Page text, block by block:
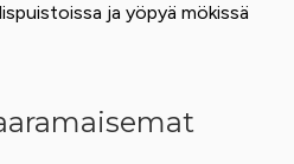
ja yöpyä mökissä